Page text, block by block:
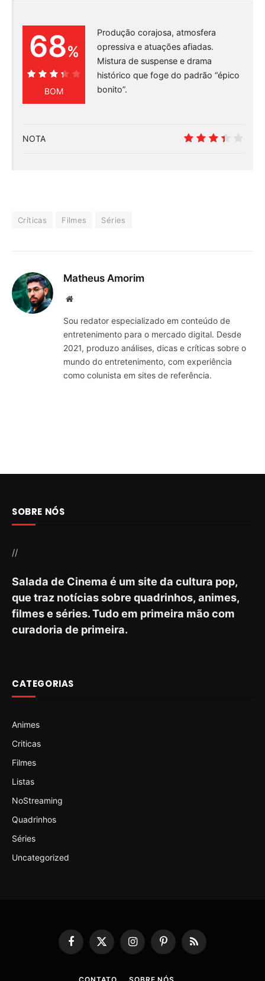
68%
68%
BOM
Produção corajosa, atmosfera
opressiva e atuações afiadas.
Mistura de suspense e drama
histórico que foge do padrão “épico
bonito”.
NOTA
Críticas Filmes Séries
Matheus Amorim
Website
Sou redator especializado em conteúdo de
entretenimento para o mercado digital. Desde
2021, produzo análises, dicas e críticas sobre o
mundo do entretenimento, com experiência
como colunista em sites de referência.
SOBRE NÓS
//
Salada de Cinema é um site da cultura pop,
que traz notícias sobre quadrinhos, animes,
filmes e séries. Tudo em primeira mão com
curadoria de primeira.
CATEGORIAS
Animes
Criticas
Filmes
Listas
NoStreaming
Quadrinhos
Séries
Uncategorized
Facebook
X
(Twitter)
InstagramPinterestRSS